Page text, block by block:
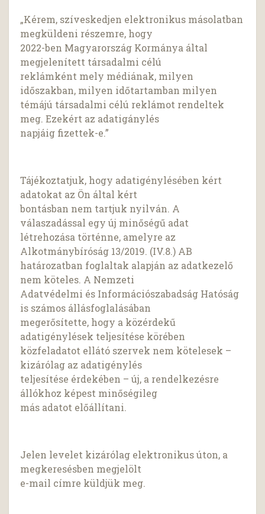
„Kérem, szíveskedjen elektronikus másolatban
megküldeni részemre, hogy
2022-ben Magyarország Kormánya által
megjelenített társadalmi célú
reklámként mely médiának, milyen
időszakban, milyen időtartamban milyen
témájú társadalmi célú reklámot rendeltek
meg. Ezekért az adatigánylés
napjáig fizettek-e.”
Tájékoztatjuk, hogy adatigénylésében kért
adatokat az Ön által kért
bontásban nem tartjuk nyilván. A
válaszadással egy új minőségű adat
létrehozása történne, amelyre az
Alkotmánybíróság 13/2019. (IV.8.) AB
határozatban foglaltak alapján az adatkezelő
nem köteles. A Nemzeti
Adatvédelmi és Információszabadság Hatóság
is számos állásfoglalásában
megerősítette, hogy a közérdekű
adatigénylések teljesítése körében
közfeladatot ellátó szervek nem kötelesek –
kizárólag az adatigénylés
teljesítése érdekében – új, a rendelkezésre
állókhoz képest minőségileg
más adatot előállítani.
Jelen levelet kizárólag elektronikus úton, a
megkeresésben megjelölt
e-mail címre küldjük meg.